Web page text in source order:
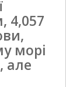
4,057
морі
але